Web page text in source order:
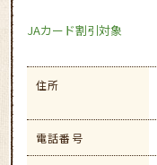
JAカード割引対象
住所
電話番号